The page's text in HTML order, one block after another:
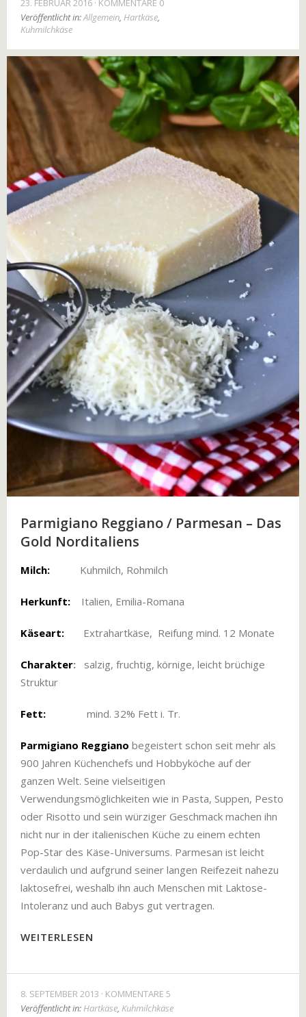
23. FEBRUAR 2016
KOMMENTARE 0
Veröffentlicht in:Allgemein, Hartkäse,
Kuhmilchkäse
Parmigiano Reggiano / Parmesan – Das
Gold Norditaliens
Milch: Kuhmilch, Rohmilch
Herkunft: Italien, Emilia-Romana
Käseart: Extrahartkäse, Reifung mind. 12 Monate
Charakter: salzig, fruchtig, körnige, leicht brüchige
Struktur
Fett: mind. 32% Fett i. Tr.
Parmigiano Reggiano begeistert schon seit mehr als
900 Jahren Küchenchefs und Hobbyköche auf der
ganzen Welt. Seine vielseitigen
Verwendungsmöglichkeiten wie in Pasta, Suppen, Pesto
oder Risotto und sein würziger Geschmack machen ihn
nicht nur in der italienischen Küche zu einem echten
Pop-Star des Käse-Universums. Parmesan ist leicht
verdaulich und aufgrund seiner langen Reifezeit nahezu
laktosefrei, weshalb ihn auch Menschen mit Laktose-
Intoleranz und auch Babys gut vertragen.
WEITERLESEN
8. SEPTEMBER 2013
KOMMENTARE 5
Veröffentlicht in:Hartkäse, Kuhmilchkäse